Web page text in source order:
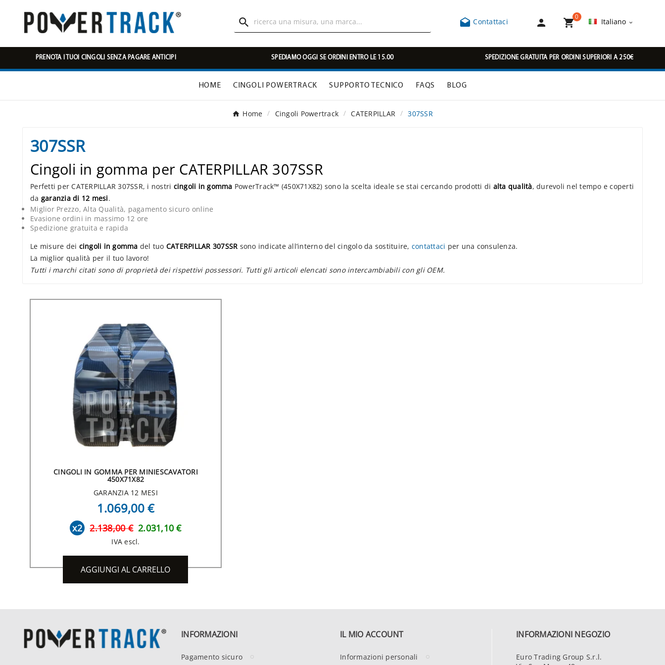
  Contattaci  
0
Italiano 
PRENOTA I TUOI CINGOLI SENZA PAGARE ANTICIPI SPEDIAMO OGGI SE ORDINI ENTRO LE 15.00 SPEDIZIONE GRATUITA PER ORDINI SUPERIORI A 250€
HOME CINGOLI POWERTRACK SUPPORTO TECNICO FAQS BLOG
Home Cingoli Powertrack CATERPILLAR 307SSR
307SSR
Cingoli in gomma per CATERPILLAR 307SSR
Perfetti per CATERPILLAR 307SSR, i nostri cingoli in gomma PowerTrack™ (450X71X82) sono la scelta ideale se stai cercando prodotti di alta qualità, durevoli nel tempo e coperti
da garanzia di 12 mesi.
Miglior Prezzo, Alta Qualità, pagamento sicuro online
Evasione ordini in massimo 12 ore
Spedizione gratuita e rapida
Le misure dei cingoli in gomma del tuo CATERPILLAR 307SSR sono indicate all’interno del cingolo da sostituire, contattaci per una consulenza.
La miglior qualità per il tuo lavoro!
Tutti i marchi citati sono di proprietà dei rispettivi possessori. Tutti gli articoli elencati sono intercambiabili con gli OEM.
CINGOLI IN GOMMA PER MINIESCAVATORI
450X71X82
GARANZIA 12 MESI
1.069,00 €
x2 2.138,00 € 2.031,10 €
IVA escl.
AGGIUNGI AL CARRELLO
INFORMAZIONI
Pagamento sicuro
IL MIO ACCOUNT
Informazioni personali
INFORMAZIONI NEGOZIO
Euro Trading Group S.r.l.